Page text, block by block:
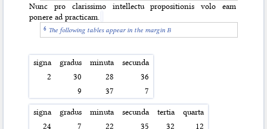
Nunc pro clarissimo intellectu propositionis volo eam
ponere ad practicam.
The following tables appear in the margin B
signa gradus minuta
secunda
2
30 28
36
9
37 7
signa gradus minuta secunda tertia
quarta
24
7 22 35 32
12